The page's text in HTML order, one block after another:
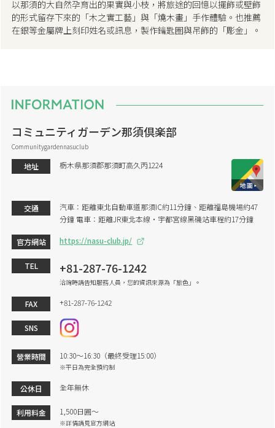
以那須的大自然孕育出的果實與小枝，將旅途的回憶以擺飾或壁飾
的形式留存下來的「木之實工藝」與「燒木畫」手作體驗。也推薦
在銀等金屬牌上刻印姓名或訊息，製作鑰匙圈與吊飾的「彫金」。
コミュニティガーデン那須倶楽部
Communitygardennasuclub
地址 栃木県那須郡那須町高久丙1224
交通
汽車：距離東北自動車道那須IC約11分鐘、距離福島機場約47
分鐘 電車：距離JR東北本線・宇都宮線黑磯站車程約17分鐘
官方網站 https://nasu-club.jp/
TEL +81-287-76-1242
洽詢時請告知服務人員，您的資訊來源為「旅色」。
FAX +81-287-76-1242
SNS
營業時間 10:30～16:30（最終受理15:00）
※平日為完全預約制
公休日 全年無休
利用料金 1,500日圓～
※詳情請見官方網站